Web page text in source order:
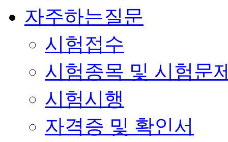
자주하는질문
시험접수
시험종목 및 시험문
시험시행
자격증 및 확인서